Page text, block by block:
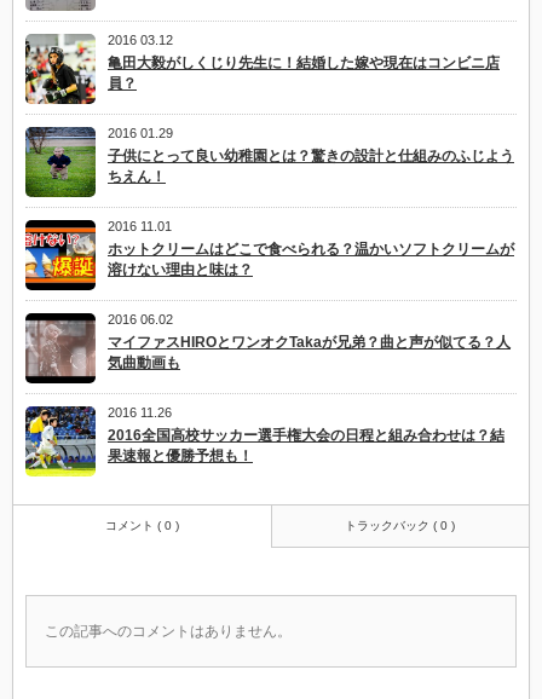
2016 03.12
亀田大毅がしくじり先生に！結婚した嫁や現在はコンビニ店
員？
2016 01.29
子供にとって良い幼稚園とは？驚きの設計と仕組みのふじよう
ちえん！
2016 11.01
ホットクリームはどこで食べられる？温かいソフトクリームが
溶けない理由と味は？
2016 06.02
マイファスHIROとワンオクTakaが兄弟？曲と声が似てる？人
気曲動画も
2016 11.26
2016全国高校サッカー選手権大会の日程と組み合わせは？結
果速報と優勝予想も！
コメント ( 0 ) トラックバック ( 0 )
この記事へのコメントはありません。